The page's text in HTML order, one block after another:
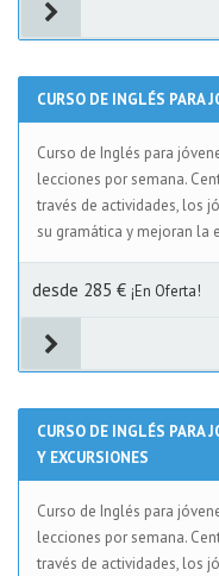
CURSO DE INGLÉS PARA
Curso de Inglés para
lecciones por semana.
través de actividades, los
su gramática y mejoran la
desde 285 € ¡En Oferta!
CURSO DE INGLÉS PARA
Y EXCURSIONES
Curso de Inglés para
lecciones por semana.
través de actividades, los